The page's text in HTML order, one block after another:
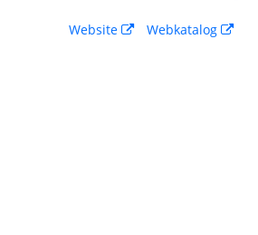
Website Webkatalog